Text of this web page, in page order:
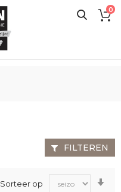
0
Sorteer op
FILTEREN